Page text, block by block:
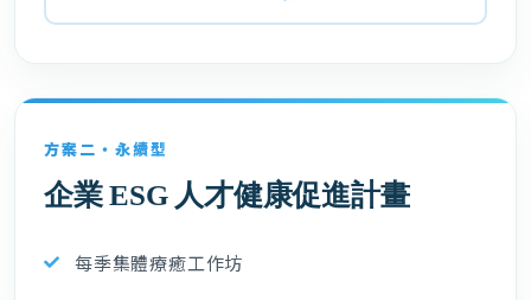
方案二・永續型
企業 ESG 人才健康促進計畫
每季集體療癒工作坊